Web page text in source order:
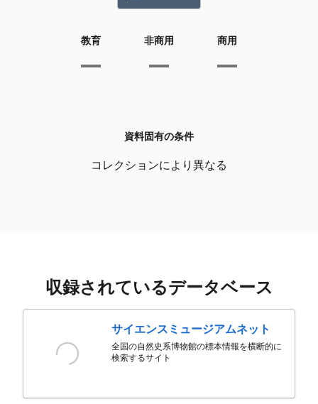
教育 非商用 商用
資料固有の条件
コレクションにより異なる
収録されているデータベース
サイエンスミュージアムネット
全国の自然史系博物館の標本情報を横断的に
検索するサイト